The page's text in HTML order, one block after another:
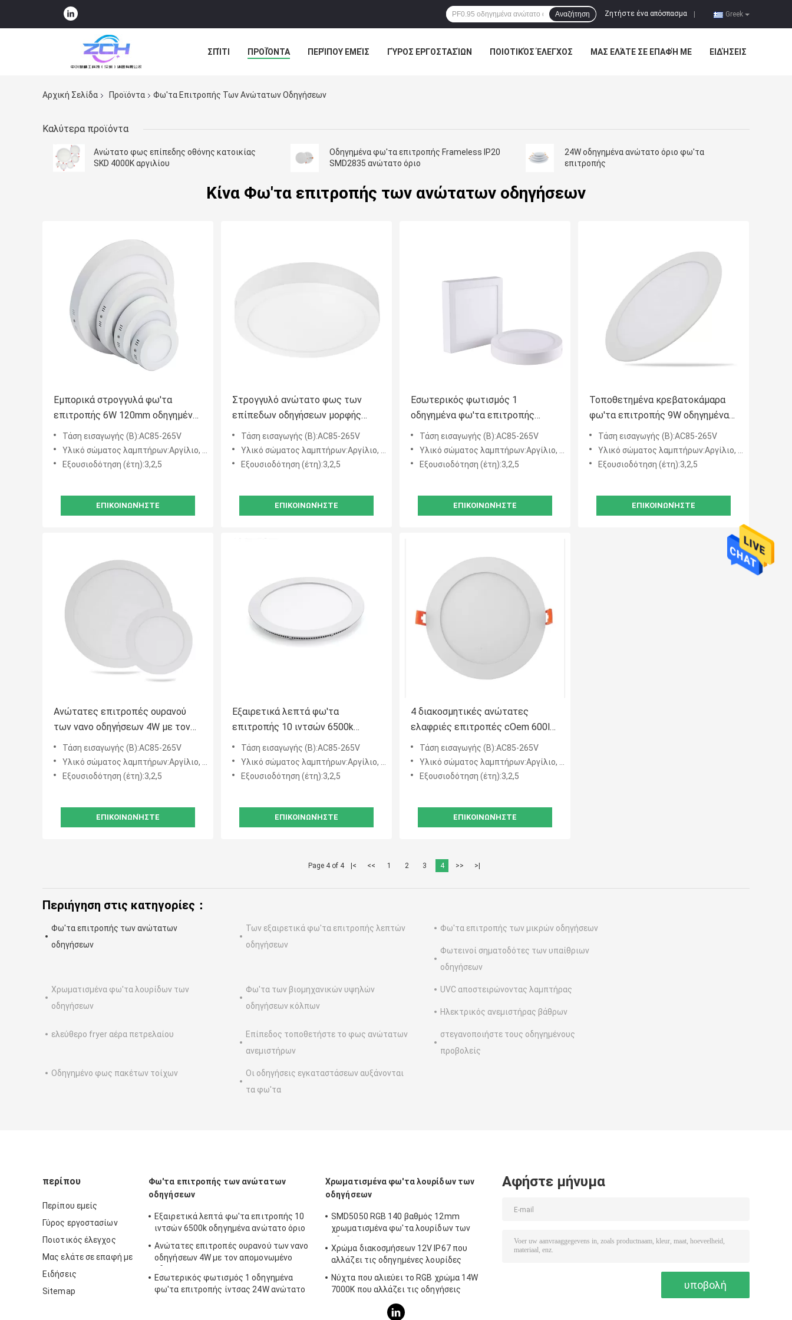
Greek
Ζητήστε ένα απόσπασμα
Αναζήτηση
ΣΠΊΤΙ ΠΡΟΪΌΝΤΑ ΠΕΡΊΠΟΥ ΕΜΕΊΣ ΓΎΡΟΣ ΕΡΓΟΣΤΑΣΊΩΝ ΠΟΙΟΤΙΚΌΣ ΈΛΕΓΧΟΣ ΜΑΣ ΕΛΆΤΕ ΣΕ ΕΠΑΦΉ ΜΕ ΕΙΔΉΣΕΙΣ
Αρχική Σελίδα
Προϊόντα Φω'τα Επιτροπής Των Ανώτατων Οδηγήσεων
Καλύτερα προϊόντα
Ανώτατο φως επίπεδης οθόνης κατοικίας
SKD 4000K αργιλίου
Οδηγημένα φω'τα επιτροπής Frameless IP20
SMD2835 ανώτατο όριο
24W οδηγημένα ανώτατο όριο φω'τα
επιτροπής
Κίνα Φω'τα επιτροπής των ανώτατων οδηγήσεων
Εμπορικά στρογγυλά φω'τα
επιτροπής 6W 120mm οδηγημένα
ανώτατο όριο
Τάση εισαγωγής (Β):AC85-265V
Υλικό σώματος λαμπτήρων:Αργίλιο, PC
Εξουσιοδότηση (έτη):3,2,5
ΕΠΙΚΟΙΝΩΝΉΣΤΕ
Στρογγυλό ανώτατο φως των
επίπεδων οδηγήσεων μορφής
12W για την κουζίνα
Τάση εισαγωγής (Β):AC85-265V
Υλικό σώματος λαμπτήρων:Αργίλιο, PC
Εξουσιοδότηση (έτη):3,2,5
ΕΠΙΚΟΙΝΩΝΉΣΤΕ
Εσωτερικός φωτισμός 1
οδηγημένα φω'τα επιτροπής
ίντσας 24W ανώτατο όριο
Τάση εισαγωγής (Β):AC85-265V
Υλικό σώματος λαμπτήρων:Αργίλιο, PC
Εξουσιοδότηση (έτη):3,2,5
ΕΠΙΚΟΙΝΩΝΉΣΤΕ
Τοποθετημένα κρεβατοκάμαρα
φω'τα επιτροπής 9W οδηγημένα
ανώτατο όριο
Τάση εισαγωγής (Β):AC85-265V
Υλικό σώματος λαμπτήρων:Αργίλιο, PC
Εξουσιοδότηση (έτη):3,2,5
ΕΠΙΚΟΙΝΩΝΉΣΤΕ
Ανώτατες επιτροπές ουρανού
των νανο οδηγήσεων 4W με τον
απομονωμένο οδηγό
Τάση εισαγωγής (Β):AC85-265V
Υλικό σώματος λαμπτήρων:Αργίλιο, PC
Εξουσιοδότηση (έτη):3,2,5
ΕΠΙΚΟΙΝΩΝΉΣΤΕ
Εξαιρετικά λεπτά φω'τα
επιτροπής 10 ιντσών 6500k
οδηγημένα ανώτατο όριο
Τάση εισαγωγής (Β):AC85-265V
Υλικό σώματος λαμπτήρων:Αργίλιο, PC
Εξουσιοδότηση (έτη):3,2,5
ΕΠΙΚΟΙΝΩΝΉΣΤΕ
4 διακοσμητικές ανώτατες
ελαφριές επιτροπές cOem 600lm
ίντσας
Τάση εισαγωγής (Β):AC85-265V
Υλικό σώματος λαμπτήρων:Αργίλιο, PC
Εξουσιοδότηση (έτη):3,2,5
ΕΠΙΚΟΙΝΩΝΉΣΤΕ
Page 4 of 4 |< << 1 2 3 4 >> >|
Περιήγηση στις κατηγορίες：
Φω'τα επιτροπής των ανώτατων
οδηγήσεων
Των εξαιρετικά φω'τα επιτροπής λεπτών
οδηγήσεων
Φω'τα επιτροπής των μικρών οδηγήσεων
Φωτεινοί σηματοδότες των υπαίθριων
οδηγήσεων
Χρωματισμένα φω'τα λουρίδων των
οδηγήσεων
Φω'τα των βιομηχανικών υψηλών
οδηγήσεων κόλπων
UVC αποστειρώνοντας λαμπτήρας
Ηλεκτρικός ανεμιστήρας βάθρων
ελεύθερο fryer αέρα πετρελαίου
Επίπεδος τοποθετήστε το φως ανώτατων
ανεμιστήρων
στεγανοποιήστε τους οδηγημένους
προβολείς
Οδηγημένο φως πακέτων τοίχων
Οι οδηγήσεις εγκαταστάσεων αυξάνονται
τα φω'τα
περίπου
Περίπου εμείς
Γύρος εργοστασίων
Ποιοτικός έλεγχος
Μας ελάτε σε επαφή με
Ειδήσεις
Sitemap
Φω'τα επιτροπής των ανώτατων
οδηγήσεων
Εξαιρετικά λεπτά φω'τα επιτροπής 10
ιντσών 6500k οδηγημένα ανώτατο όριο
Ανώτατες επιτροπές ουρανού των νανο
οδηγήσεων 4W με τον απομονωμένο
Εσωτερικός φωτισμός 1 οδηγημένα
φω'τα επιτροπής ίντσας 24W ανώτατο
Χρωματισμένα φω'τα λουρίδων των
οδηγήσεων
SMD5050 RGB 140 βαθμός 12mm
χρωματισμένα φω'τα λουρίδων των
Χρώμα διακοσμήσεων 12V IP67 που
αλλάζει τις οδηγημένες λουρίδες
Νύχτα που αλιεύει το RGB χρώμα 14W
7000K που αλλάζει τις οδηγήσεις
Αφήστε μήνυμα